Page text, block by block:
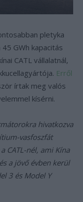
pletyka
GWh kapacitás
CATL vállalatnál,
Erről
írtak meg valós
kísérni.
hivatkozva
vasfoszfát
CATL-nél, ami Kína
a jövő évben kerül
3 és Model Y